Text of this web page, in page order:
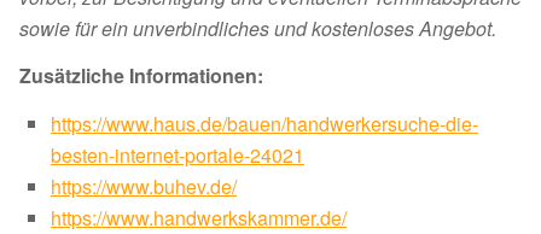
sowie für ein unverbindliches und kostenloses Angebot.
Zusätzliche Informationen:
https://www.haus.de/bauen/handwerkersuche-die-
besten-internet-portale-24021
https://www.buhev.de/
https://www.handwerkskammer.de/